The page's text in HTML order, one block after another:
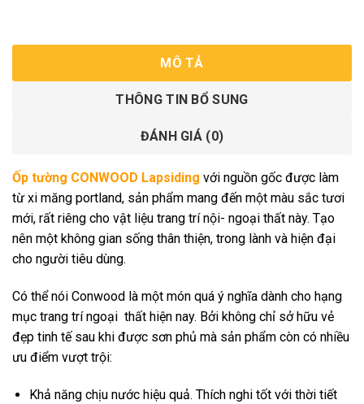
MÔ TẢ
THÔNG TIN BỔ SUNG
ĐÁNH GIÁ (0)
Ốp tường CONWOOD Lapsiding với nguồn gốc được làm
từ xi măng portland, sản phẩm mang đến một màu sắc tươi
mới, rất riêng cho vật liệu trang trí nội- ngoại thất này. Tạo
nên một không gian sống thân thiện, trong lành và hiện đại
cho người tiêu dùng.
Có thể nói Conwood là một món quá ý nghĩa dành cho hạng
mục trang trí ngoại thất hiện nay. Bởi không chỉ sở hữu vẻ
đẹp tinh tế sau khi được sơn phủ mà sản phẩm còn có nhiều
ưu điểm vượt trội:
Khả năng chịu nước hiệu quả. Thích nghi tốt với thời tiết